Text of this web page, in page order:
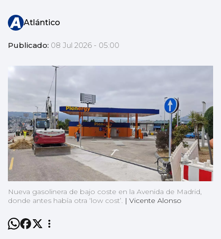
Atlántico
Publicado: 08 Jul 2026 - 05:00
Nueva gasolinera de bajo coste en la Avenida de Madrid,
donde antes había otra ‘low cost’. | Vicente Alonso